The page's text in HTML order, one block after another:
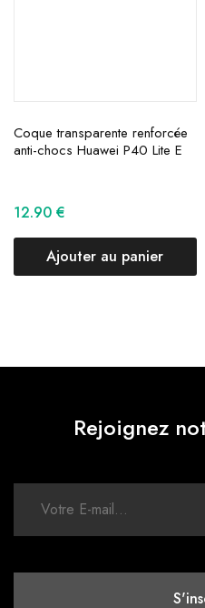
Coque transparente renforcée
anti-chocs Huawei P40 Lite E
12.90 €
Ajouter au panier
Rejoignez